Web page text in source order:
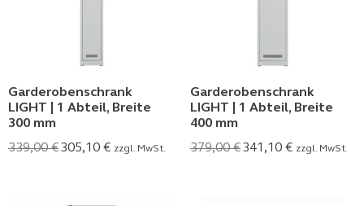
Garderobenschrank
LIGHT | 1 Abteil, Breite
300 mm
339,00€305,10 € zzgl. MwSt.
Garderobenschrank
LIGHT | 1 Abteil, Breite
400 mm
379,00€341,10 € zzgl. MwSt.